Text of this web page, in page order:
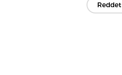
Reddet